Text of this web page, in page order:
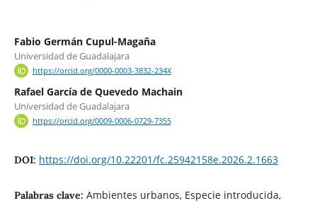
Fabio Germán Cupul-Magaña
Universidad de Guadalajara
https://orcid.org/0000-0003-3832-234X
Rafael García de Quevedo Machain
Universidad de Guadalajara
https://orcid.org/0009-0006-0729-7355
DOI: https://doi.org/10.22201/fc.25942158e.2026.2.1663
Palabras clave: Ambientes urbanos, Especie introducida,